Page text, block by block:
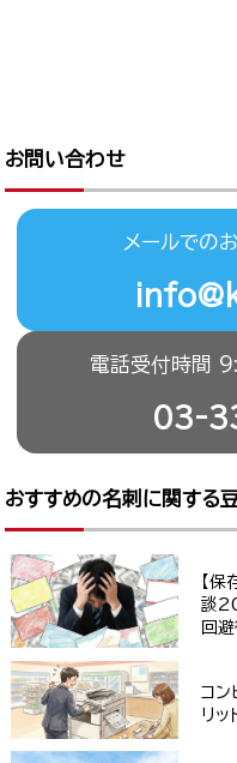
お問い合わせ
メールでの
電話受付時間
03-
おすすめの名刺に関する
【
談
回
コ
リッ